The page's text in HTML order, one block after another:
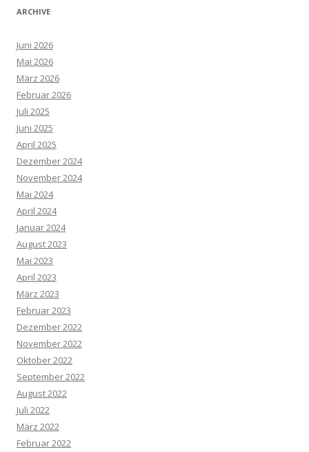
ARCHIVE
Juni 2026
Mai 2026
März 2026
Februar 2026
Juli 2025
Juni 2025
April 2025
Dezember 2024
November 2024
Mai 2024
April 2024
Januar 2024
August 2023
Mai 2023
April 2023
März 2023
Februar 2023
Dezember 2022
November 2022
Oktober 2022
September 2022
August 2022
Juli 2022
März 2022
Februar 2022